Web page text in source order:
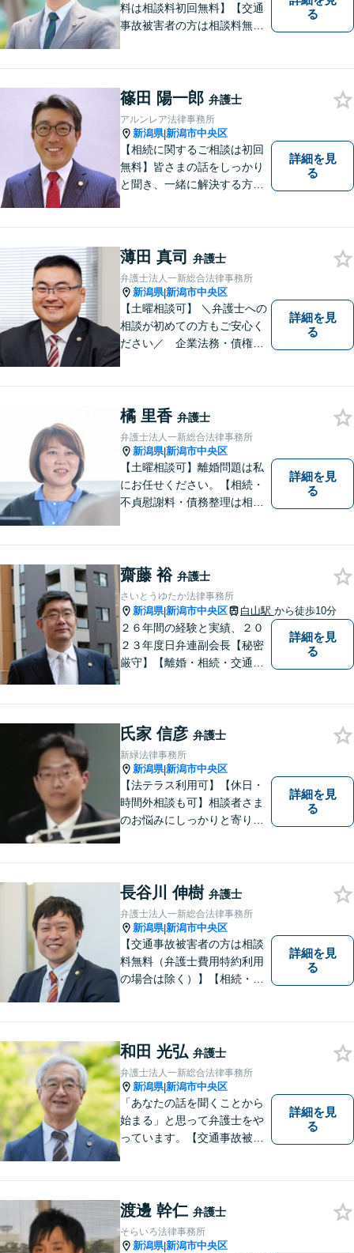
料は相談料初回無料】【交通
事故被害者の方は相談料無料
思っています。
る
篠田 陽一郎 弁護士
アルンレア法律事務所
新潟県|新潟市中央区
【相続に関するご相談は初回
無料】皆さまの話をしっかり
と聞き、一緒に解決する方法
詳細を見
る
薄田 真司 弁護士
弁護士法人一新総合法律事務所
新潟県|新潟市中央区
【土曜相談可】 ＼弁護士への
相談が初めての方もご安心く
ださい／ 企業法務・債権回
理・不貞慰謝料は相談料初回
無料】
詳細を見
る
橘 里香 弁護士
弁護士法人一新総合法律事務所
新潟県|新潟市中央区
【土曜相談可】離婚問題は私
にお任せください。【相続・
不貞慰謝料・債務整理は相談
く）】
詳細を見
る
齋藤 裕 弁護士
さいとうゆたか法律事務所
新潟県|新潟市中央区 白山駅 から徒歩10分
２６年間の経験と実績、２０
２３年度日弁連副会長【秘密
厳守】【離婚・相続・交通事
詳細を見
る
氏家 信彦 弁護士
新緑法律事務所
新潟県|新潟市中央区
【法テラス利用可】【休日・
時間外相談も可】相談者さま
のお悩みにしっかりと寄り添
業・行政窓口など適切な相談
先をご紹介しています。
詳細を見
る
長谷川 伸樹 弁護士
弁護士法人一新総合法律事務所
新潟県|新潟市中央区
【交通事故被害者の方は相談
料無料（弁護士費用特約利用
の場合は除く）】【相続・債
てお力になります
詳細を見
る
和田 光弘 弁護士
弁護士法人一新総合法律事務所
新潟県|新潟市中央区
「あなたの話を聞くことから
始まる」と思って弁護士をや
っています。【交通事故被害
災・不貞慰謝料は相談料初回
無料】【顧問先企業300社以
上】
詳細を見
る
渡邊 幹仁 弁護士
そらいろ法律事務所
新潟県|新潟市中央区